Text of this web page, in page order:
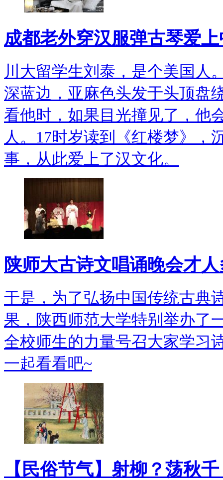
成都老外穿汉服弹古琴爱
川大留学生刘泰，是个美国人
深蓝边，亚麻色头发于头顶盘
看他时，如果目光撞见了，他
人。17时岁读到《红楼梦》，
事，从此爱上了汉文化。
陕师大古诗文唱诵晚会才
于是，为了弘扬中国传统古典
果，陕西师范大学特别举办了
全校师生的力量号召大家学习
一起看看吧~
【民俗节气】射柳？荡秋